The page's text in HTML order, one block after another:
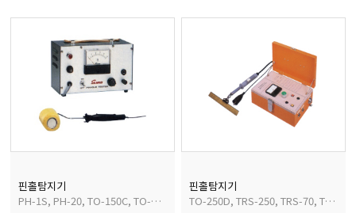
핀홀탐지기
PH-1S, PH-20, TO-150C, TO-250C
핀홀탐지기
TO-250D, TRS-250, TRS-70, TRK-330N